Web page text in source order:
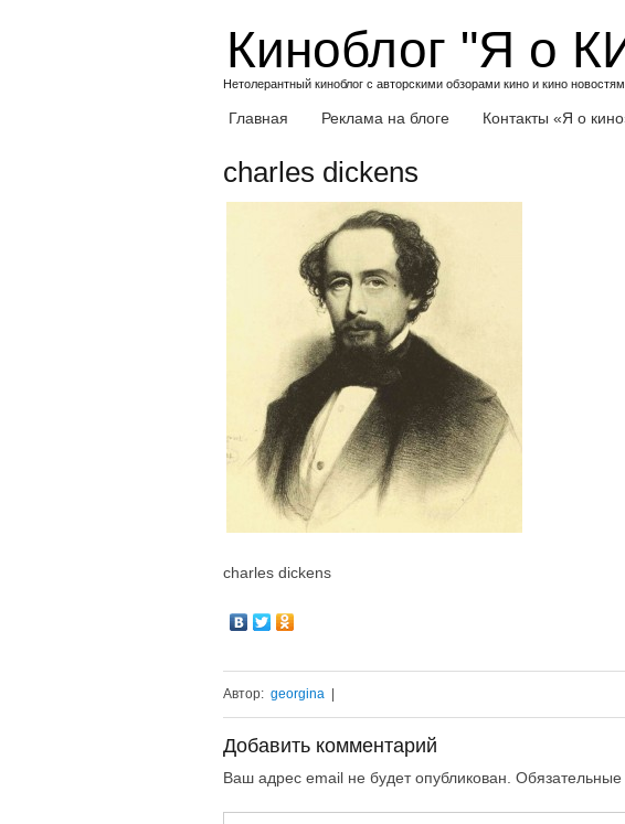
Киноблог "Я о
Нетолерантный киноблог с авторскими обзорами кино и кино
Главная Реклама на блоге Контакты «Я о
charles dickens
charles dickens
Автор: georgina
Добавить комментарий
Ваш адрес email не будет опубликован.